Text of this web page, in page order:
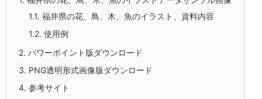
1.1. 福井県の花、鳥、木、魚のイラスト、資料内容
1.2. 使用例
2. パワーポイント版ダウンロード
3. PNG透明形式画像版ダウンロード
4. 参考サイト